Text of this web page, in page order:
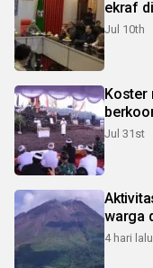
ekraf
Jul 10th
Koster
Jul 31st
warga
4 hari lalu